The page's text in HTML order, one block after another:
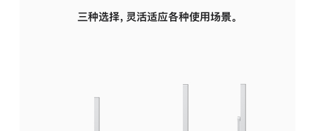
三种选择，灵活适应各种使用场景。